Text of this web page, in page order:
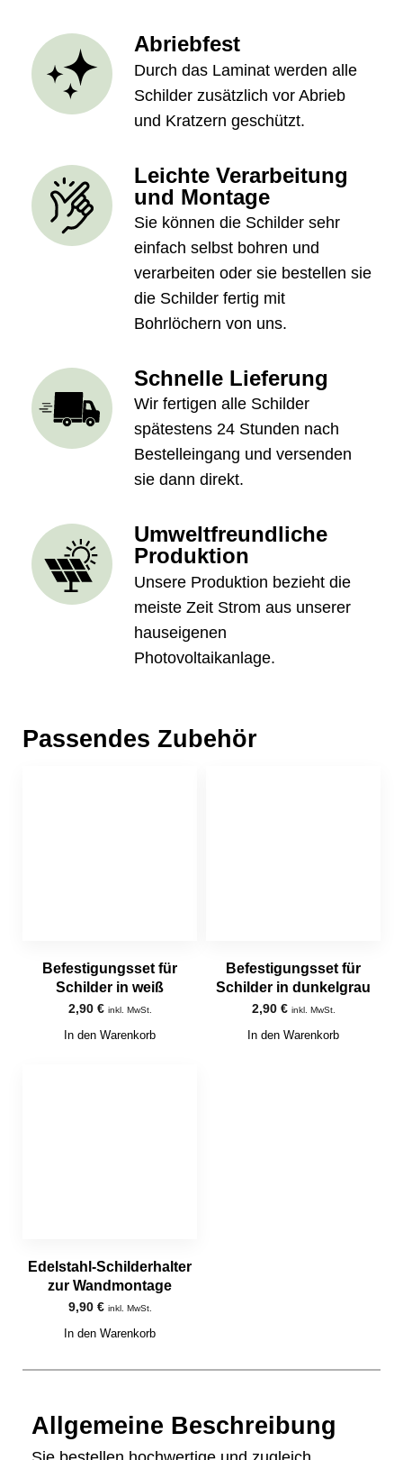
Abriebfest
Durch das Laminat werden alle
Schilder zusätzlich vor Abrieb
und Kratzern geschützt.
Leichte Verarbeitung
und Montage
Sie können die Schilder sehr
einfach selbst bohren und
verarbeiten oder sie bestellen sie
die Schilder fertig mit
Bohrlöchern von uns.
Schnelle Lieferung
Wir fertigen alle Schilder
spätestens 24 Stunden nach
Bestelleingang und versenden
sie dann direkt.
Umweltfreundliche
Produktion
Unsere Produktion bezieht die
meiste Zeit Strom aus unserer
hauseigenen
Photovoltaikanlage.
Passendes Zubehör
Befestigungsset für
Schilder in weiß
2,90 € inkl. MwSt.
In den Warenkorb
Befestigungsset für
Schilder in dunkelgrau
2,90 € inkl. MwSt.
In den Warenkorb
Edelstahl-Schilderhalter
zur Wandmontage
9,90 € inkl. MwSt.
In den Warenkorb
Allgemeine Beschreibung